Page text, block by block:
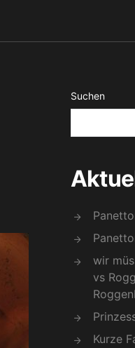
Suchen
wir
vs
Kurze